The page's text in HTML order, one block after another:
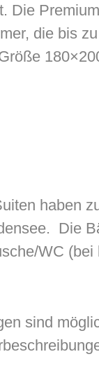
Die
die bis
haben
Die
WC
sind